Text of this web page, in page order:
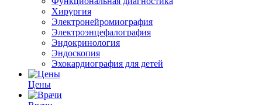
Хирургия
Электронейромиография
Электроэнцефалография
Эндокринология
Эндоскопия
Эхокардиография для детей
Цены